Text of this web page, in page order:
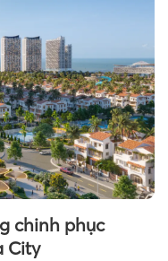
chinh phục
City